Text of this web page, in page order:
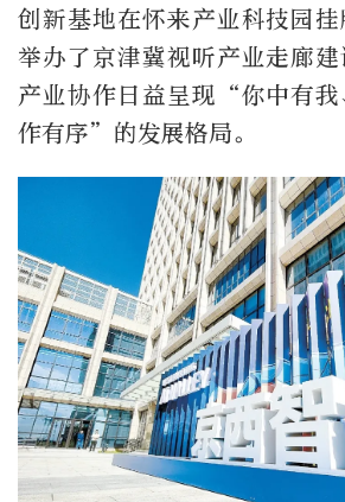
创新基地在怀来产业科技园
举办了京津冀视听产业走廊
产业协作日益呈现“你中有我
作有序”的发展格局。